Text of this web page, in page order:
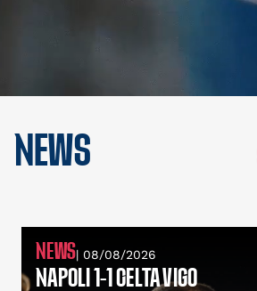
NEWS
NEWS| 08/08/2026
NAPOLI 1-1 CELTA VIGO